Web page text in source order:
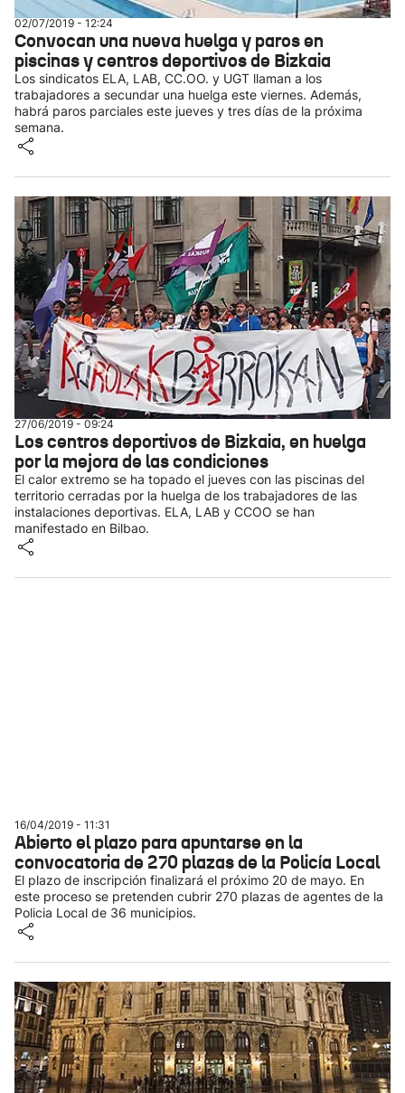
02/07/2019 - 12:24
Convocan una nueva huelga y paros en
piscinas y centros deportivos de Bizkaia
Los sindicatos ELA, LAB, CC.OO. y UGT llaman a los
trabajadores a secundar una huelga este viernes. Además,
habrá paros parciales este jueves y tres días de la próxima
semana.
27/06/2019 - 09:24
Los centros deportivos de Bizkaia, en huelga
por la mejora de las condiciones
El calor extremo se ha topado el jueves con las piscinas del
territorio cerradas por la huelga de los trabajadores de las
instalaciones deportivas. ELA, LAB y CCOO se han
manifestado en Bilbao.
16/04/2019 - 11:31
Abierto el plazo para apuntarse en la
convocatoria de 270 plazas de la Policía Local
El plazo de inscripción finalizará el próximo 20 de mayo. En
este proceso se pretenden cubrir 270 plazas de agentes de la
Policia Local de 36 municipios.